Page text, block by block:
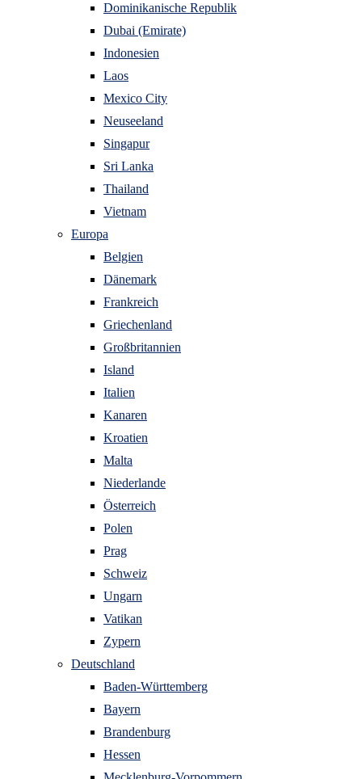
Dominikanische Republik
Dubai (Emirate)
Indonesien
Laos
Mexico City
Neuseeland
Singapur
Sri Lanka
Thailand
Vietnam
Europa
Belgien
Dänemark
Frankreich
Griechenland
Großbritannien
Island
Italien
Kanaren
Kroatien
Malta
Niederlande
Österreich
Polen
Prag
Schweiz
Ungarn
Vatikan
Zypern
Deutschland
Baden-Württemberg
Bayern
Brandenburg
Hessen